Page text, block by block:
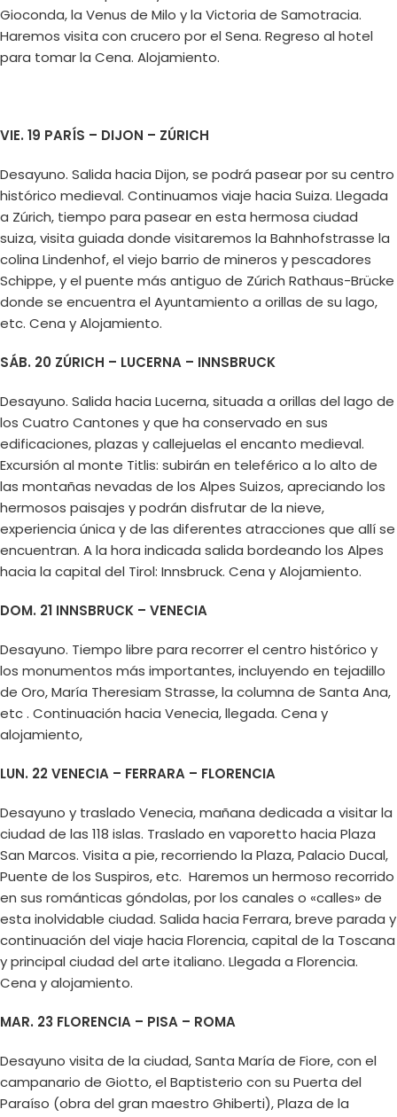
Gioconda, la Venus de Milo y la Victoria de Samotracia.
Haremos visita con crucero por el Sena. Regreso al hotel
para tomar la Cena. Alojamiento.
VIE. 19 PARÍS – DIJON – ZÚRICH
Desayuno. Salida hacia Dijon, se podrá pasear por su centro
histórico medieval. Continuamos viaje hacia Suiza. Llegada
a Zúrich, tiempo para pasear en esta hermosa ciudad
suiza, visita guiada donde visitaremos la Bahnhofstrasse la
colina Lindenhof, el viejo barrio de mineros y pescadores
Schippe, y el puente más antiguo de Zúrich Rathaus-Brücke
donde se encuentra el Ayuntamiento a orillas de su lago,
etc. Cena y Alojamiento.
SÁB. 20 ZÚRICH – LUCERNA – INNSBRUCK
Desayuno. Salida hacia Lucerna, situada a orillas del lago de
los Cuatro Cantones y que ha conservado en sus
edificaciones, plazas y callejuelas el encanto medieval.
Excursión al monte Titlis: subirán en teleférico a lo alto de
las montañas nevadas de los Alpes Suizos, apreciando los
hermosos paisajes y podrán disfrutar de la nieve,
experiencia única y de las diferentes atracciones que allí se
encuentran. A la hora indicada salida bordeando los Alpes
hacia la capital del Tirol: Innsbruck. Cena y Alojamiento.
DOM. 21 INNSBRUCK – VENECIA
Desayuno. Tiempo libre para recorrer el centro histórico y
los monumentos más importantes, incluyendo en tejadillo
de Oro, María Theresiam Strasse, la columna de Santa Ana,
etc . Continuación hacia Venecia, llegada. Cena y
alojamiento,
LUN. 22 VENECIA – FERRARA – FLORENCIA
Desayuno y traslado Venecia, mañana dedicada a visitar la
ciudad de las 118 islas. Traslado en vaporetto hacia Plaza
San Marcos. Visita a pie, recorriendo la Plaza, Palacio Ducal,
Puente de los Suspiros, etc. Haremos un hermoso recorrido
en sus románticas góndolas, por los canales o «calles» de
esta inolvidable ciudad. Salida hacia Ferrara, breve parada y
continuación del viaje hacia Florencia, capital de la Toscana
y principal ciudad del arte italiano. Llegada a Florencia.
Cena y alojamiento.
MAR. 23 FLORENCIA – PISA – ROMA
Desayuno visita de la ciudad, Santa María de Fiore, con el
campanario de Giotto, el Baptisterio con su Puerta del
Paraíso (obra del gran maestro Ghiberti), Plaza de la